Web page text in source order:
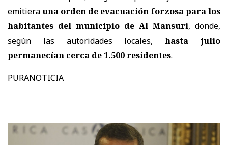
emitierauna orden de evacuación forzosa para los
habitantes del municipio de Al Mansuri, donde,
según las autoridades locales,hasta julio
permanecían cerca de 1.500 residentes.
PURANOTICIA